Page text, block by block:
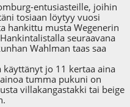
entusiasteille, joihin
tosiaan löytyy vuosi
hankittu musta Wegenerin
seuraavana
Wahlman taas saa
jo 11 kertaa aina
tumma pukuni on
villakangastakki tai beige